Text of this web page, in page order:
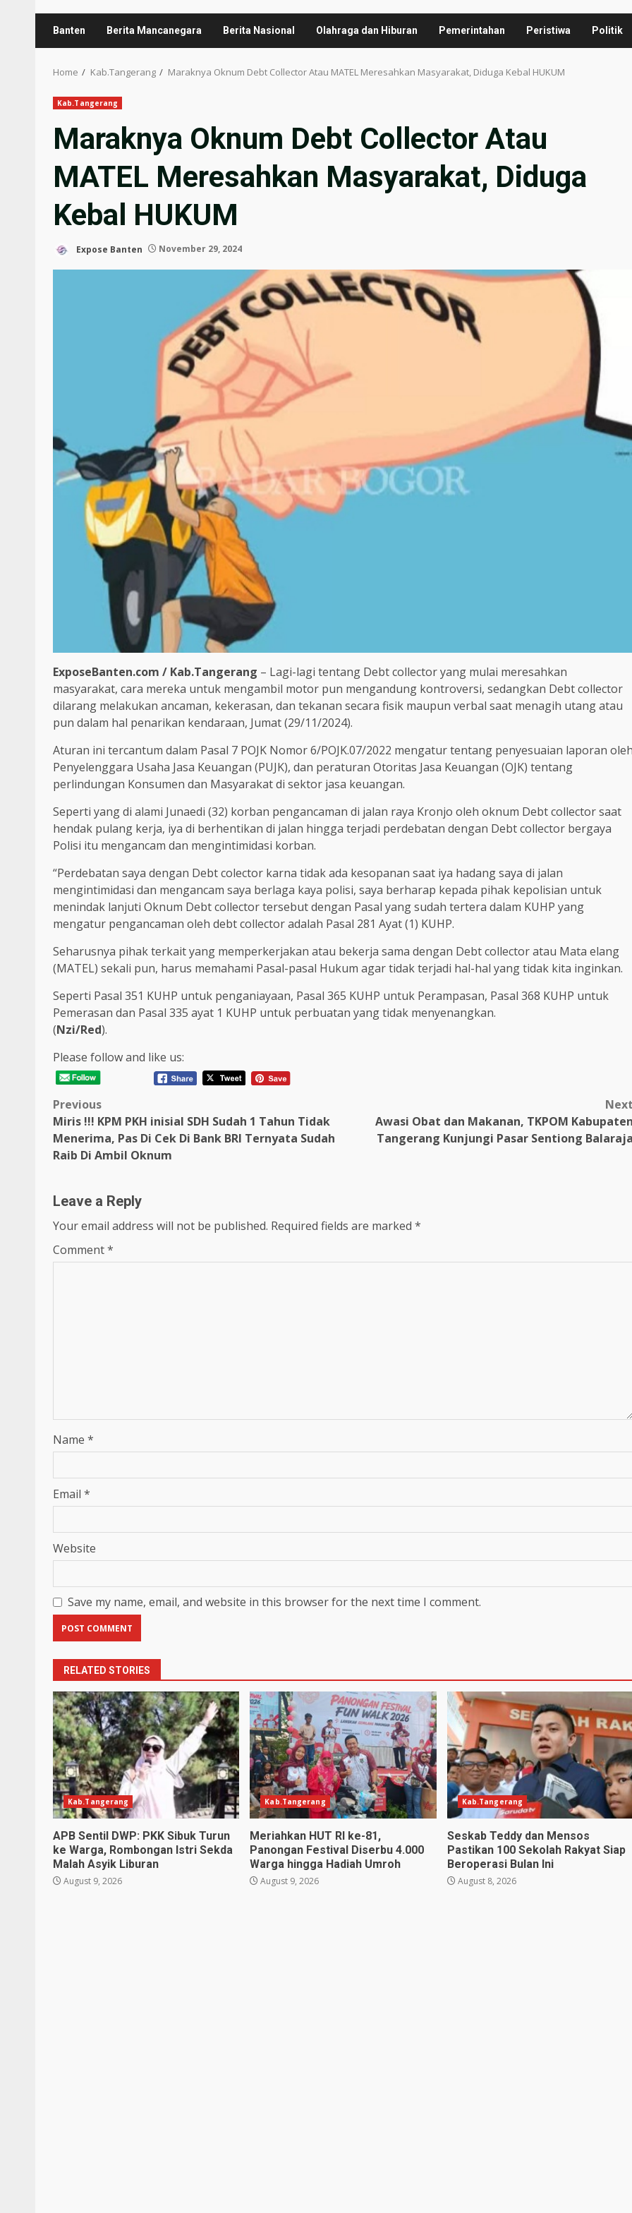
Banten Berita Mancanegara Berita Nasional Olahraga dan Hiburan Pemerintahan Peristiwa Politik
Home Kab.Tangerang Maraknya Oknum Debt Collector Atau MATEL Meresahkan Masyarakat, Diduga Kebal HUKUM
Kab.Tangerang
Maraknya Oknum Debt Collector Atau
MATEL Meresahkan Masyarakat, Diduga
Kebal HUKUM
Expose Banten November 29, 2024
ExposeBanten.com / Kab.Tangerang – Lagi-lagi tentang Debt collector yang mulai meresahkan
masyarakat, cara mereka untuk mengambil motor pun mengandung kontroversi, sedangkan Debt collector
dilarang melakukan ancaman, kekerasan, dan tekanan secara fisik maupun verbal saat menagih utang atau
pun dalam hal penarikan kendaraan, Jumat (29/11/2024).
Aturan ini tercantum dalam Pasal 7 POJK Nomor 6/POJK.07/2022 mengatur tentang penyesuaian laporan
Penyelenggara Usaha Jasa Keuangan (PUJK), dan peraturan Otoritas Jasa Keuangan (OJK) tentang
perlindungan Konsumen dan Masyarakat di sektor jasa keuangan.
Seperti yang di alami Junaedi (32) korban pengancaman di jalan raya Kronjo oleh oknum Debt collector saat
hendak pulang kerja, iya di berhentikan di jalan hingga terjadi perdebatan dengan Debt collector bergaya
Polisi itu mengancam dan mengintimidasi korban.
“Perdebatan saya dengan Debt colector karna tidak ada kesopanan saat iya hadang saya di jalan
mengintimidasi dan mengancam saya berlaga kaya polisi, saya berharap kepada pihak kepolisian untuk
menindak lanjuti Oknum Debt collector tersebut dengan Pasal yang sudah tertera dalam KUHP yang
mengatur pengancaman oleh debt collector adalah Pasal 281 Ayat (1) KUHP.
Seharusnya pihak terkait yang memperkerjakan atau bekerja sama dengan Debt collector atau Mata elang
(MATEL) sekali pun, harus memahami Pasal-pasal Hukum agar tidak terjadi hal-hal yang tidak kita inginkan.
Seperti Pasal 351 KUHP untuk penganiayaan, Pasal 365 KUHP untuk Perampasan, Pasal 368 KUHP untuk
Pemerasan dan Pasal 335 ayat 1 KUHP untuk perbuatan yang tidak menyenangkan.
(Nzi/Red).
Please follow and like us:
Post
navigation
Previous
Miris !!! KPM PKH inisial SDH Sudah 1 Tahun Tidak
Menerima, Pas Di Cek Di Bank BRI Ternyata Sudah
Raib Di Ambil Oknum
Awasi Obat dan Makanan, TKPOM
Tangerang Kunjungi Pasar Sentiong
Leave a Reply
Your email address will not be published. Required fields are marked *
Comment*
Name *
Email *
Website
Save my name, email, and website in this browser for the next time I comment.
RELATED STORIES
Kab.Tangerang
APB Sentil DWP: PKK Sibuk Turun
ke Warga, Rombongan Istri Sekda
Malah Asyik Liburan
August 9, 2026
Kab.Tangerang
Meriahkan HUT RI ke-81,
Panongan Festival Diserbu 4.000
Warga hingga Hadiah Umroh
August 9, 2026
Kab.Tangerang
Seskab Teddy dan Mensos
Pastikan 100 Sekolah Rakyat Siap
Beroperasi Bulan Ini
August 8, 2026